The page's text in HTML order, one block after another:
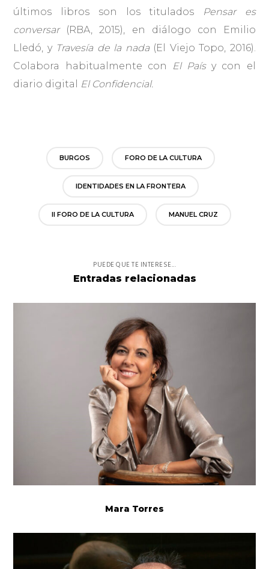
últimos libros son los titulados
Pensar es
conversar (RBA, 2015), en diálogo con Emilio
Lledó, y Travesía de la nada (El Viejo Topo, 2016).
Colabora habitualmente con
El Paísy con el
diario digital El Confidencial.
BURGOS FORO DE LA CULTURA
IDENTIDADES EN LA FRONTERA
II FORO DE LA CULTURA MANUEL CRUZ
PUEDE QUE TE INTERESE...
Entradas relacionadas
Mara Torres